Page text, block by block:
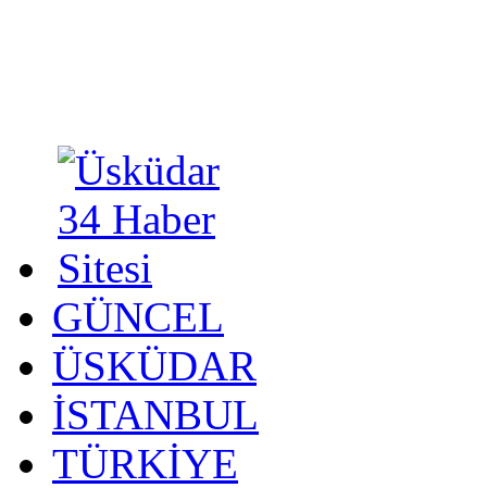
GÜNCEL
ÜSKÜDAR
İSTANBUL
TÜRKİYE